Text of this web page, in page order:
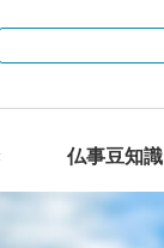
仏事豆知識